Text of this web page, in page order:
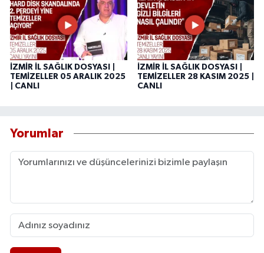
İZMİR İL SAĞLIK DOSYASI |
TEMİZELLER 05 ARALIK 2025
| CANLI
İZMİR İL SAĞLIK DOSYASI |
TEMİZELLER 28 KASIM 2025 |
CANLI
Yorumlar